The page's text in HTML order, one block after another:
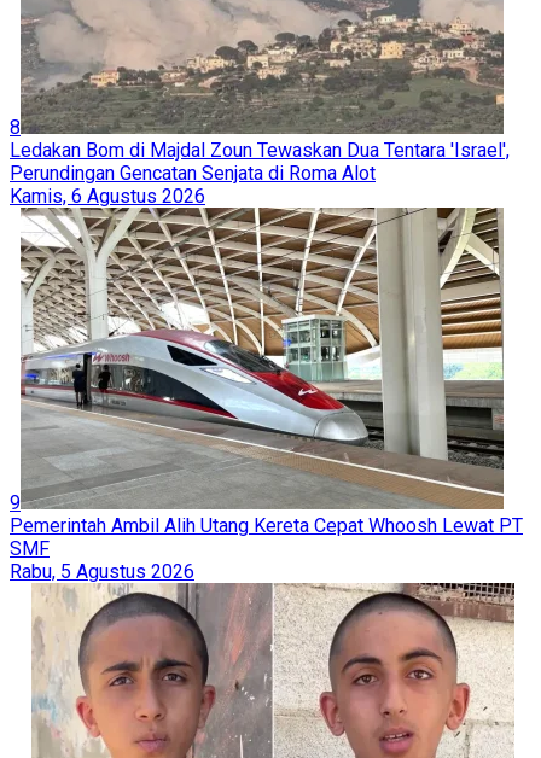
8
Ledakan Bom di Majdal Zoun Tewaskan Dua Tentara 'Israel',
Perundingan Gencatan Senjata di Roma Alot
Kamis, 6 Agustus 2026
9
Pemerintah Ambil Alih Utang Kereta Cepat Whoosh Lewat PT
SMF
Rabu, 5 Agustus 2026